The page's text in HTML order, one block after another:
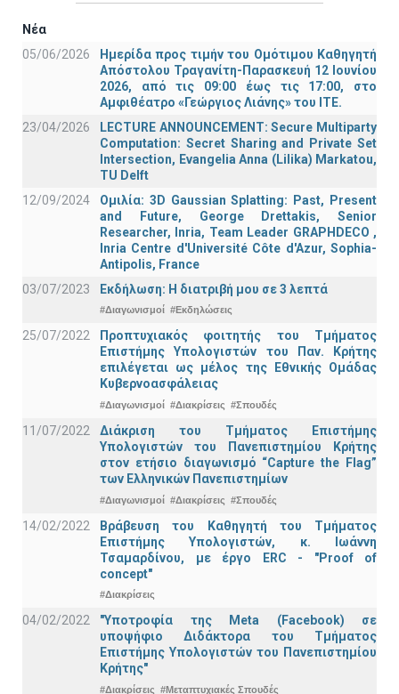
Νέα
05/06/2026
Ημερίδα προς τιμήν του Ομότιμου Καθηγητή
Απόστολου Τραγανίτη-Παρασκευή 12 Ιουνίου
2026, από τις 09:00 έως τις 17:00, στο
Αμφιθέατρο «Γεώργιος Λιάνης» του ΙΤΕ.
23/04/2026
LECTURE ANNOUNCEMENT: Secure Multiparty
Computation: Secret Sharing and Private Set
Intersection, Evangelia Anna (Lilika) Markatou,
TU Delft
12/09/2024
Ομιλία: 3D Gaussian Splatting: Past, Present
and Future, George Drettakis, Senior
Researcher, Inria, Team Leader GRAPHDECO ,
Inria Centre d'Université Côte d'Azur, Sophia-
Antipolis, France
03/07/2023
Εκδήλωση: Η διατριβή μου σε 3 λεπτά
#Διαγωνισμοί #Εκδηλώσεις
25/07/2022
Προπτυχιακός φοιτητής του Τμήματος
Επιστήμης Υπολογιστών του Παν. Κρήτης
επιλέγεται ως μέλος της Εθνικής Ομάδας
Κυβερνοασφάλειας
#Διαγωνισμοί #Διακρίσεις #Σπουδές
11/07/2022
Διάκριση του Τμήματος Επιστήμης
Υπολογιστών του Πανεπιστημίου Κρήτης
στον ετήσιο διαγωνισμό “Capture the Flag”
των Ελληνικών Πανεπιστημίων
#Διαγωνισμοί #Διακρίσεις #Σπουδές
14/02/2022
Βράβευση του Καθηγητή του Τμήματος
Επιστήμης Υπολογιστών, κ. Ιωάννη
Τσαμαρδίνου, με έργο ERC - "Proof of
concept"
#Διακρίσεις
04/02/2022
"Υποτροφία της Meta (Facebook) σε
υποψήφιο Διδάκτορα του Τμήματος
Επιστήμης Υπολογιστών του Πανεπιστημίου
Κρήτης"
#Διακρίσεις #Μεταπτυχιακές Σπουδές